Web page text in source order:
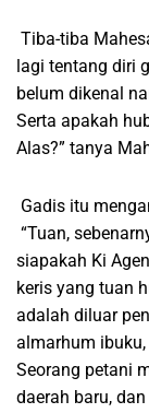
Tiba-tiba
lagi tentang diri
belum dikenal
Serta apakah
Alas?” tanya
Gadis itu
“Tuan,
siapakah Ki
keris yang tuan
adalah diluar
almarhum
Seorang petani
daerah baru,